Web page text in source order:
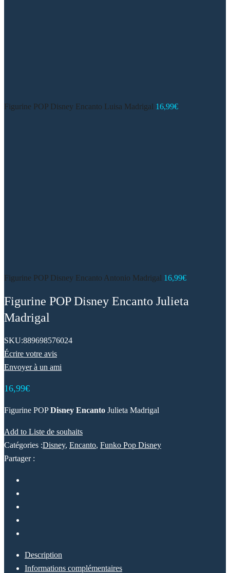
Figurine POP Disney Encanto Luisa Madrigal 16,99€
Figurine POP Disney Encanto Antonio Madrigal 16,99€
Figurine POP Disney Encanto Julieta
Madrigal
SKU:889698576024
Écrire votre avis
Envoyer à un ami
16,99€
Figurine POPDisney Encanto Julieta Madrigal
Add to Liste de souhaits
Catégories :Disney, Encanto, Funko Pop Disney
Partager :
Description
Informations complémentaires